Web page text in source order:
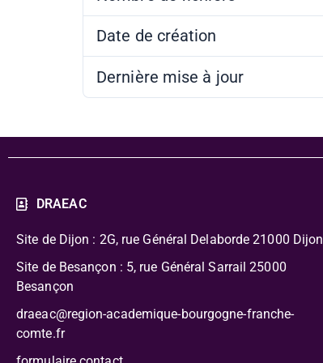
Date de création
Dernière mise à jour
DRAEAC
Site de Dijon : 2G, rue Général Delaborde 21000 Dijon
Site de Besançon : 5, rue Général Sarrail 25000
Besançon
draeac@region-academique-bourgogne-franche-
comte.fr